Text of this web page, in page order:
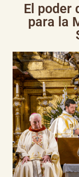
El poder
para la